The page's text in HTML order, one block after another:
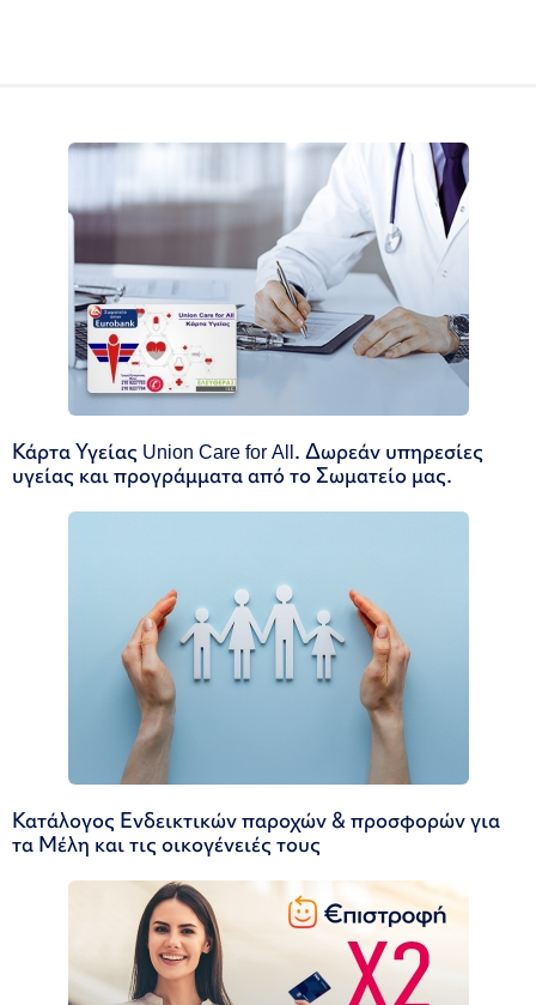
Κάρτα Υγείας Union Care for All. Δωρεάν υπηρεσίες
υγείας και προγράμματα από το Σωματείο μας.
Κατάλογος Ενδεικτικών παροχών & προσφορών για
τα Μέλη και τις οικογένειές τους